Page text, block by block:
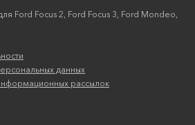
Ford Focus 2, Ford Focus 3, Ford Mondeo,
данных
рассылок